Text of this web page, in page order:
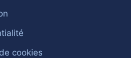
cookies